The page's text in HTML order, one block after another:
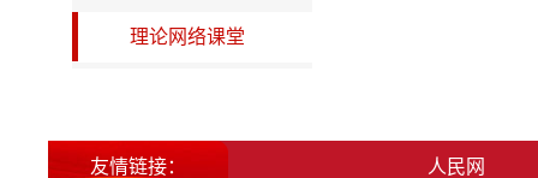
理论网络课堂
友情链接： 人民网